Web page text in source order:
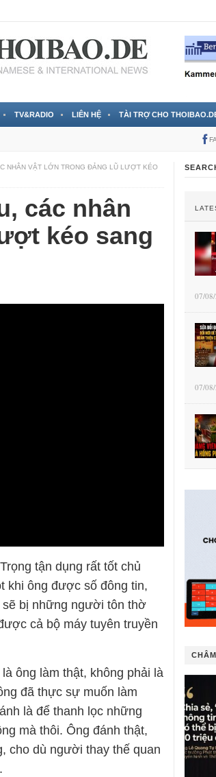
TV&RADIO LIÊN HỆ TÀI TRỢ CHO
NHÂN VẬT LỚN TRONG ĐẢNG LŨ LƯỢT KÉO
các nhân
kéo sang
tận dụng rất tốt chủ
khi ông được số đông tin,
bị những người tôn thờ
cả bộ máy tuyên truyền
ông làm thật, không phải là
đã thực sự muốn làm
là để thanh lọc những
mà thôi. Ông đánh thật,
cho dù người thay thế quan
07/
07/